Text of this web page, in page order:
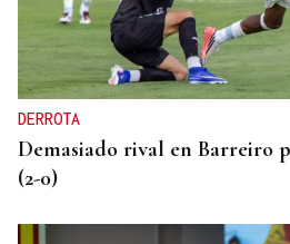
DERROTA
Demasiado rival en Barreiro
(2-0)